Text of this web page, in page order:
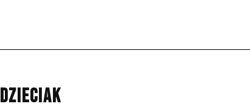
DZIECIAK